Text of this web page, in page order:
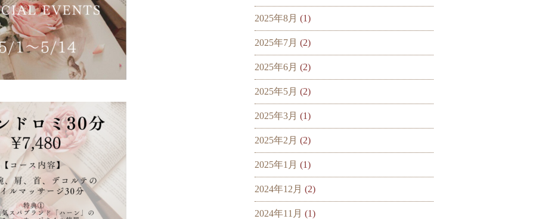
2025年8月 (1)
2025年7月 (2)
2025年6月 (2)
2025年5月 (2)
2025年3月 (1)
2025年2月 (2)
2025年1月 (1)
2024年12月 (2)
2024年11月 (1)